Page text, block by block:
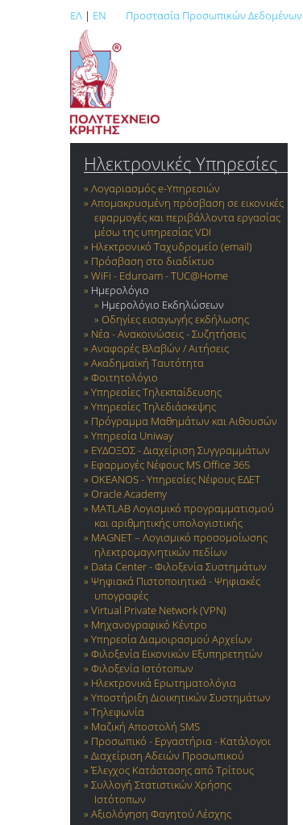
ΕΛ | EN Προστασία Προσωπικών Δεδομένων
Ηλεκτρονικές Υπηρεσίες
Λογαριασμός e-Yπηρεσιών
Απομακρυσμένη πρόσβαση σε εικονικές
εφαρμογές και περιβάλλοντα εργασίας
μέσω της υπηρεσίας VDI
Ηλεκτρονικό Ταχυδρομείο (email)
Πρόσβαση στο διαδίκτυο
WiFi - Eduroam - TUC@Home
Ημερολόγιο
Ημερολόγιο Εκδηλώσεων
Οδηγίες εισαγωγής εκδήλωσης
Νέα - Ανακοινώσεις - Συζητήσεις
Αναφορές Βλαβών / Αιτήσεις
Ακαδημαϊκή Ταυτότητα
Φοιτητολόγιο
Υπηρεσίες Τηλεκπαίδευσης
Υπηρεσίες Τηλεδιάσκεψης
Πρόγραμμα Μαθημάτων και Αιθουσών
Υπηρεσία Uniway
ΕΥΔΟΞΟΣ - Διαχείριση Συγγραμμάτων
Εφαρμογές Νέφους MS Office 365
OKEANOS - Υπηρεσίες Νέφους ΕΔΕΤ
Oracle Academy
MATLAB Λογισμικό προγραμματισμού
και αριθμητικής υπολογιστικής
MAGNET – Λογισμικό προσομοίωσης
ηλεκτρομαγνητικών πεδίων
Data Center - Φιλοξενία Συστημάτων
Ψηφιακά Πιστοποιητικά - Ψηφιακές
υπογραφές
Virtual Private Network (VPN)
Μηχανογραφικό Κέντρο
Υπηρεσία Διαμοιρασμού Αρχείων
Φιλοξενία Εικονικών Εξυπηρετητών
Φιλοξενία Ιστότοπων
Ηλεκτρονικά Ερωτηματολόγια
Υποστήριξη Διοικητικών Συστημάτων
Τηλεφωνία
Μαζική Αποστολή SMS
Προσωπικό - Εργαστήρια - Κατάλογοι
Διαχείριση Αδειών Προσωπικού
Έλεγχος Κατάστασης από Τρίτους
Συλλογή Στατιστικών Χρήσης
Ιστότοπων
Αξιολόγηση Φαγητού Λέσχης